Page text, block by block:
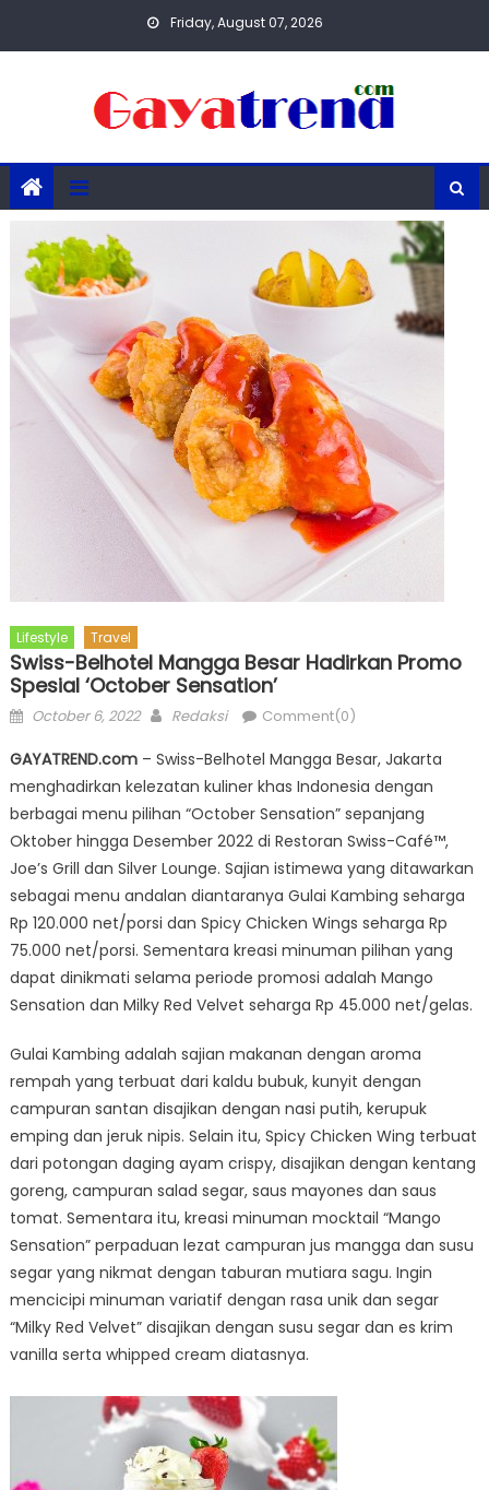
Friday, August 07, 2026
Lifestyle Travel
Swiss-Belhotel Mangga Besar Hadirkan Promo
Spesial ‘October Sensation’
Posted
October 6, 2022 Author
Redaksi Comment(0)
GAYATREND.com– Swiss-Belhotel Mangga Besar, Jakarta
menghadirkan kelezatan kuliner khas Indonesia dengan
berbagai menu pilihan “October Sensation” sepanjang
Oktober hingga Desember 2022 di Restoran Swiss-Café™,
Joe’s Grill dan Silver Lounge. Sajian istimewa yang ditawarkan
sebagai menu andalan diantaranya Gulai Kambing seharga
Rp 120.000 net/porsi dan Spicy Chicken Wings seharga Rp
75.000 net/porsi. Sementara kreasi minuman pilihan yang
dapat dinikmati selama periode promosi adalah Mango
Sensation dan Milky Red Velvet seharga Rp 45.000 net/gelas.
Gulai Kambing adalah sajian makanan dengan aroma
rempah yang terbuat dari kaldu bubuk, kunyit dengan
campuran santan disajikan dengan nasi putih, kerupuk
emping dan jeruk nipis. Selain itu, Spicy Chicken Wing terbuat
dari potongan daging ayam crispy, disajikan dengan kentang
goreng, campuran salad segar, saus mayones dan saus
tomat. Sementara itu, kreasi minuman mocktail “Mango
Sensation” perpaduan lezat campuran jus mangga dan susu
segar yang nikmat dengan taburan mutiara sagu. Ingin
mencicipi minuman variatif dengan rasa unik dan segar
“Milky Red Velvet” disajikan dengan susu segar dan es krim
vanilla serta whipped cream diatasnya.